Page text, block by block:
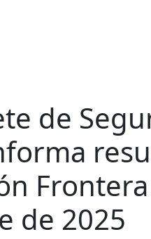
de
de 2025